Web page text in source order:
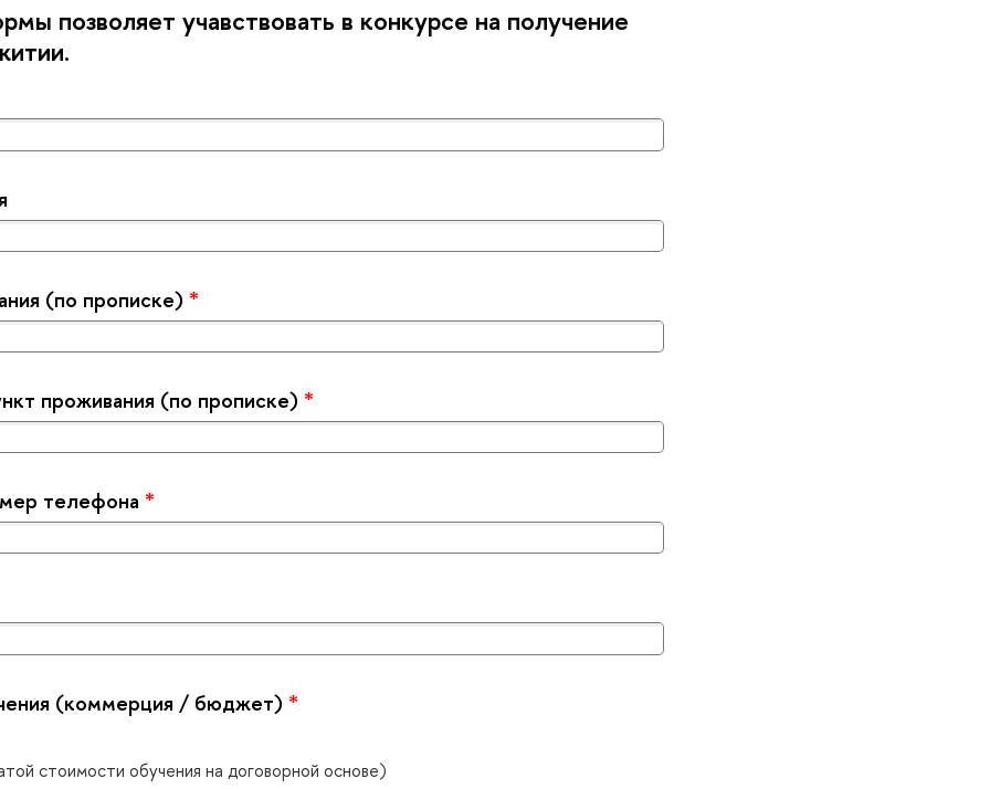
позволяет учавствовать в конкурсе на получение
(по прописке) *
проживания (по прописке) *
телефона *
(коммерция / бюджет) *
стоимости обучения на договорной основе)